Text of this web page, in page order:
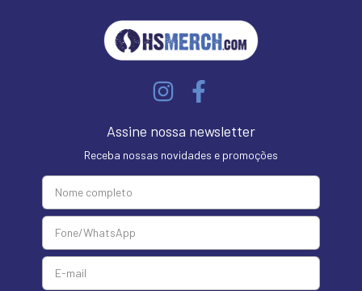
Assine nossa newsletter
Receba nossas novidades e promoções